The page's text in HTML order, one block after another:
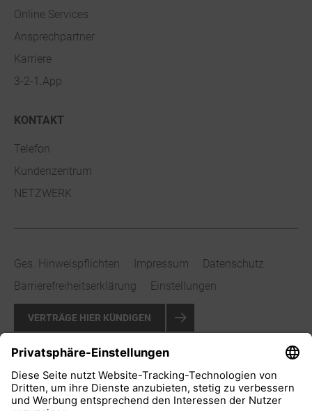
Online Services
Ansprechpartner
Karriere
3-2-1.App
KONTAKT
Telefon
Kundenzentrum
NETZWERK
Ges. Hinweispflichten Impressum
Datenschutz
Barrierefreiheitserklärung
Einstellungen
VERTRÄGE HIER KÜNDIGEN
VERTRAG WIDERRUFEN